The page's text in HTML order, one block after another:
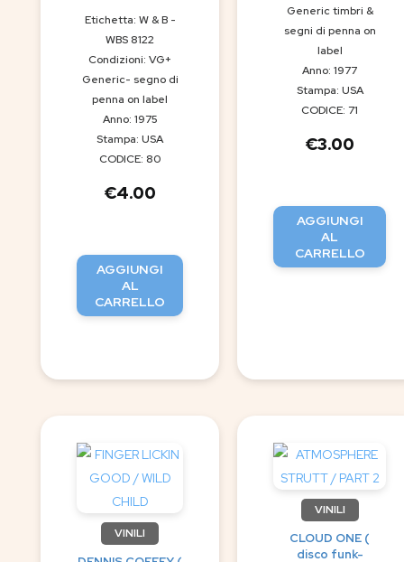
Etichetta: W & B -
WBS 8122
Condizioni: VG+
Generic- segno di
penna on label
Anno: 1975
Stampa: USA
CODICE: 80
€4.00
AGGIUNGI
AL
CARRELLO
Generic timbri &
segni di penna on
label
Anno: 1977
Stampa: USA
CODICE: 71
€3.00
AGGIUNGI
AL
CARRELLO
VINILI
VINILI
CLOUD ONE (
disco funk-